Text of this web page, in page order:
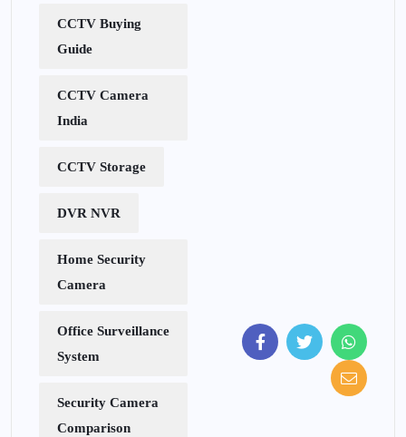
CCTV Buying
Guide
CCTV Camera
India
CCTV Storage
DVR NVR
Home Security
Camera
Office Surveillance
System
Security Camera
Comparison